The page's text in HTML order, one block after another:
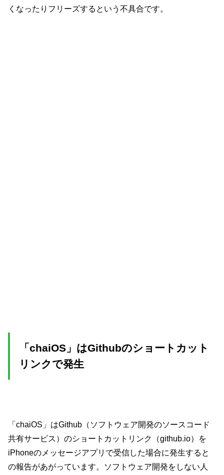
くなったりフリーズするという不具合です。
「chaiOS」はGithubのショートカット
リンクで発生
「chaiOS」はGithub（ソフトウェア開発のソースコード
共有サービス）のショートカットリンク（github.io）を
iPhoneのメッセージアプリで受信した場合に発生すると
の報告があがっています。ソフトウェア開発をしない人